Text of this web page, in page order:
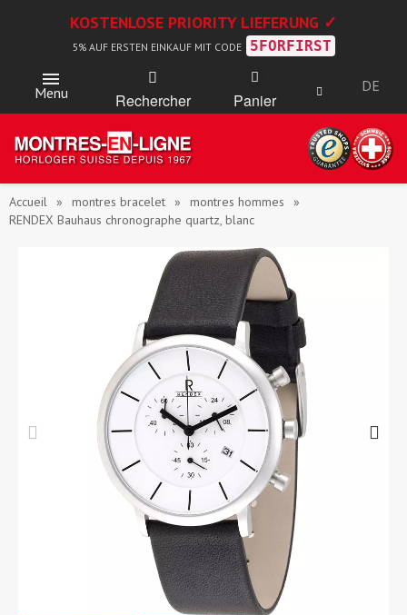
KOSTENLOSE PRIORITY LIEFERUNG ✓
5% AUF ERSTEN EINKAUF MIT CODE 5FORFIRST
Menu Rechercher Panier
DE
Accueil montres bracelet
montres hommes
RENDEX Bauhaus chronographe quartz, blanc